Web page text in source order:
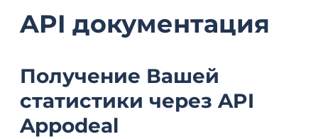
API документация
Получение Вашей
статистики через API
Appodeal